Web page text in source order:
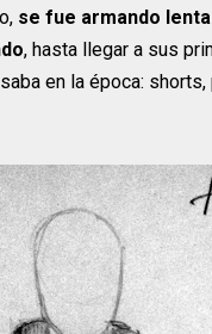
se fue armando
, hasta llegar a sus
en la época: